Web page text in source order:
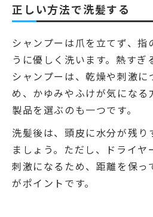
正しい方法で洗髪する
シャンプーは爪を立てず、指
うに優しく洗います。熱すぎ
シャンプーは、乾燥や刺激
め、かゆみやふけが気になる
製品を選ぶのも一つです。
洗髪後は、頭皮に水分が残り
ましょう。ただし、ドライ
刺激になるため、距離を保っ
がポイントです。